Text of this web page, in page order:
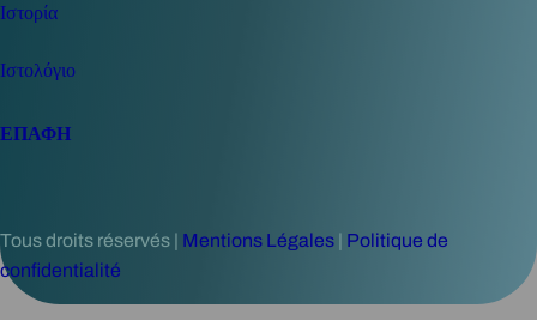
Ιστορία
Ιστολόγιο
ΕΠΑΦΗ
Tous droits réservés | Mentions Légales
Politique de
confidentialité